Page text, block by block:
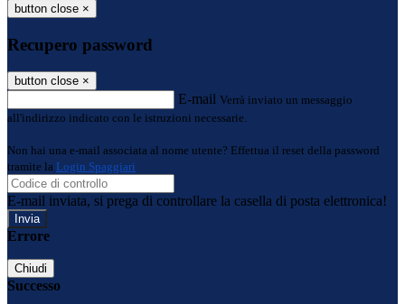
button close ×
Recupero password
button close ×
E-mail Verrà inviato un messaggio
all'indirizzo indicato con le istruzioni necessarie.
Non hai una e-mail associata al nome utente? Effettua il reset della password
tramite la Login Spaggiari
E-mail inviata, si prega di controllare la casella di posta elettronica!
Errore
Chiudi
Successo